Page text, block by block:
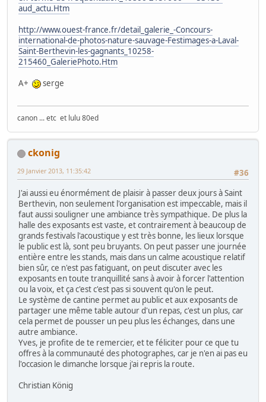
aud_actu.Htm
http://www.ouest-france.fr/detail_galerie_-Concours-
international-de-photos-nature-sauvage-Festimages-a-Laval-
Saint-Berthevin-les-gagnants_10258-
215460_GaleriePhoto.Htm
A+
serge
canon ... etc et lulu 80ed
ckonig
#36
29 Janvier 2013, 11:35:42
J'ai aussi eu énormément de plaisir à passer deux jours à Saint
Berthevin, non seulement l'organisation est impeccable, mais il
faut aussi souligner une ambiance très sympathique. De plus la
halle des exposants est vaste, et contrairement à beaucoup de
grands festivals l'acoustique y est très bonne, les lieux lorsque
le public est là, sont peu bruyants. On peut passer une journée
entière entre les stands, mais dans un calme acoustique relatif
bien sûr, ce n'est pas fatiguant, on peut discuter avec les
exposants en toute tranquillité sans à avoir à forcer l'attention
ou la voix, et ça c'est c'est pas si souvent qu'on le peut.
Le système de cantine permet au public et aux exposants de
partager une même table autour d'un repas, c'est un plus, car
cela permet de pousser un peu plus les échanges, dans une
autre ambiance.
Yves, je profite de te remercier, et te féliciter pour ce que tu
offres à la communauté des photographes, car je n'en ai pas eu
l'occasion le dimanche lorsque j'ai repris la route.
Christian König